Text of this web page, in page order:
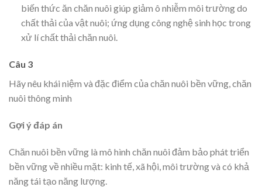
biến thức ăn chăn nuôi giúp giảm ô nhiễm môi trường do
chất thải của vật nuôi; ứng dụng công nghệ sinh học trong
xử lí chất thải chăn nuôi.
Câu 3
Hãy nêu khái niệm và đặc điểm của chăn nuôi bền vững, chăn
nuôi thông minh
Gợi ý đáp án
Chăn nuôi bền vững là mô hình chăn nuôi đảm bảo phát triển
bền vững về nhiều mặt: kinh tế, xã hội, môi trường và có khả
năng tái tạo năng lượng.